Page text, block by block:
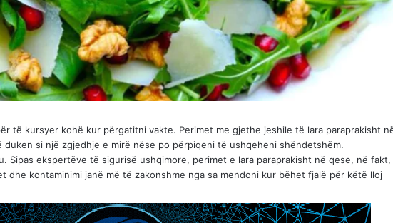
të kursyer kohë kur përgatitni vakte. Perimet me gjethe jeshile të lara paraprakisht
duken si një zgjedhje e mirë nëse po përpiqeni të ushqeheni shëndetshëm.
Sipas ekspertëve të sigurisë ushqimore, perimet e lara paraprakisht në qese, në fakt,
dhe kontaminimi janë më të zakonshme nga sa mendoni kur bëhet fjalë për këtë lloj